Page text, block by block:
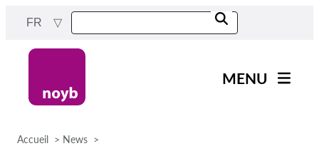
content
FR
MENU
Accueil News